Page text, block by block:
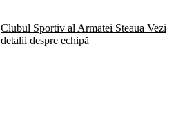
Clubul Sportiv al Armatei Steaua Vezi
detalii despre echipă